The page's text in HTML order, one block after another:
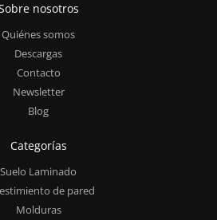
nosotros
Quiénes somos
Descargas
Contacto
Newsletter
Blog
Categorías
Suelo Laminado
de pared
Molduras